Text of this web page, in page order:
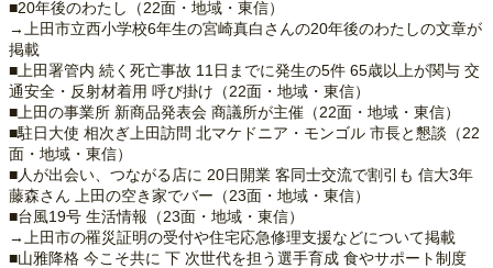
■20年後のわたし（22面・地域・東信）
→上田市立西小学校6年生の宮崎真白さんの20年後のわたしの文章が
掲載
■上田署管内 続く死亡事故 11日までに発生の5件 65歳以上が関与 交
通安全・反射材着用 呼び掛け（22面・地域・東信）
■上田の事業所 新商品発表会 商議所が主催（22面・地域・東信）
■駐日大使 相次ぎ上田訪問 北マケドニア・モンゴル 市長と懇談（22
面・地域・東信）
■人が出会い、つながる店に 20日開業 客同士交流で割引も 信大3年
藤森さん 上田の空き家でバー（23面・地域・東信）
■台風19号 生活情報（23面・地域・東信）
→上田市の罹災証明の受付や住宅応急修理支援などについて掲載
■山雅降格 今こそ共に 下 次世代を担う選手育成 食やサポート制度